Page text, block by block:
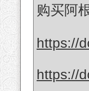
购买阿
https://
https://